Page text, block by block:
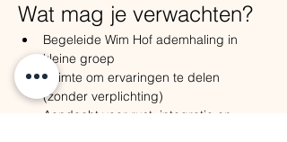
Wat mag je verwachten?
Begeleide Wim Hof ademhaling in
kleine groep
Ruimte om ervaringen te delen
(zonder verplichting)
Aandacht voor rust, integratie en